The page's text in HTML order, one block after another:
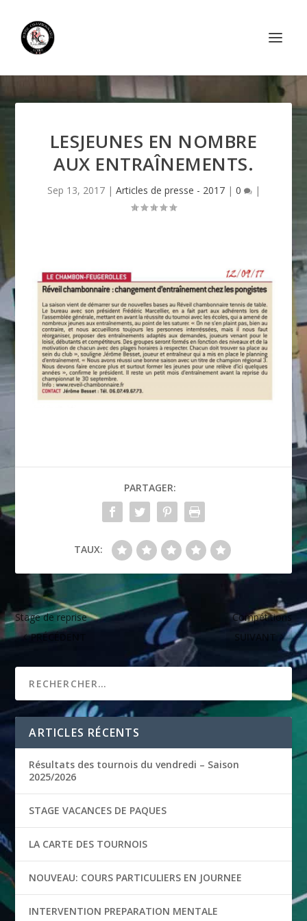
LESJEUNES EN NOMBRE
AUX ENTRAÎNEMENTS.
Sep 13, 2017| Articles de presse - 2017| 0 |
PARTAGER:
TAUX:
Stage de reprise
PRÉCÉDENT
Compétitions
SUIVANT
ARTICLES RÉCENTS
Résultats des tournois du vendredi – Saison
2025/2026
STAGE VACANCES DE PAQUES
LA CARTE DES TOURNOIS
NOUVEAU: COURS PARTICULIERS EN JOURNEE
INTERVENTION PREPARATION MENTALE